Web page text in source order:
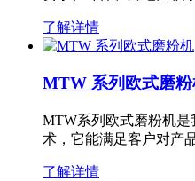
了解详情
MTW 系列欧式磨
MTW系列欧式磨粉机
术，它能满足客户对产
了解详情